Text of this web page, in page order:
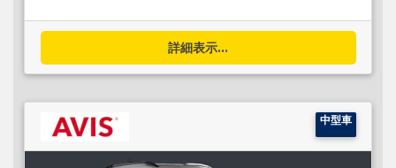
詳細表示...
中型車